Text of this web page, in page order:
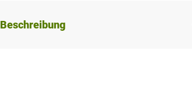
Beschreibung